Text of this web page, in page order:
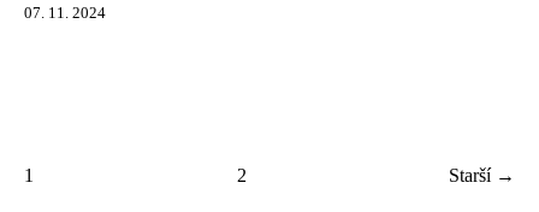
07. 11. 2024
1 2 Starší →